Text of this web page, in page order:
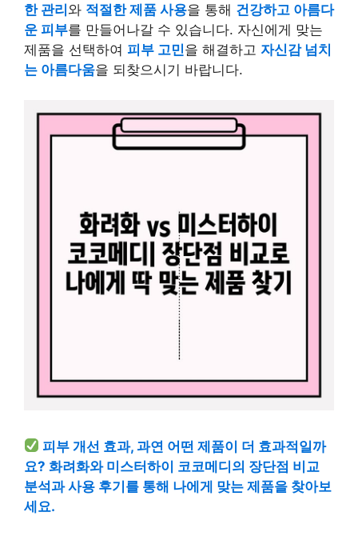
한 관리와 적절한 제품 사용을 통해 건강하고 아름다
운 피부를 만들어나갈 수 있습니다. 자신에게 맞는
제품을 선택하여 피부 고민을 해결하고 자신감 넘치
는 아름다움을 되찾으시기 바랍니다.
피부 개선 효과, 과연 어떤 제품이 더 효과적일까
요? 화려화와 미스터하이 코코메디의 장단점 비교
분석과 사용 후기를 통해 나에게 맞는 제품을 찾아보
세요.